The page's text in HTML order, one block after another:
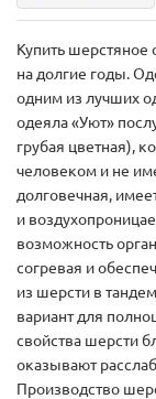
Купить шерстяное
на долгие годы.
одним из лучших
одеяла «Уют»
грубая цветная),
человеком и не
долговечная,
и
возможность
согревая и
из шерсти в
вариант для
свойства шерсти
оказывают
Производство